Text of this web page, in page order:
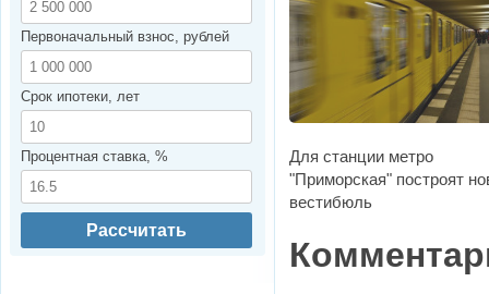
Для станции метро
"Приморская" построят
вестибюль
Первоначальный взнос, рублей
Срок ипотеки, лет
Процентная ставка, %
Рассчитать